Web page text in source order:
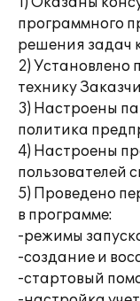
программного
решения задач
2) Установлено
технику
3) Настроены
политика
4) Настроены
пользователей
5) Проведено
в программе:
-режимы
-создание и
-стартовый